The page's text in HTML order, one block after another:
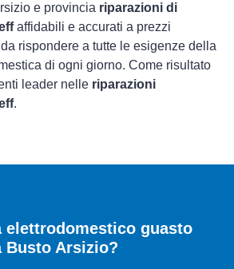
e provincia riparazioni di
affidabili e accurati a prezzi
rispondere a tutte le esigenze della
di ogni giorno. Come risultato
leader nelle riparazioni
.
elettrodomestico guasto
Busto Arsizio?